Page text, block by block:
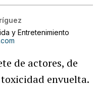
y Entretenimiento
de actores, de
envuelta.